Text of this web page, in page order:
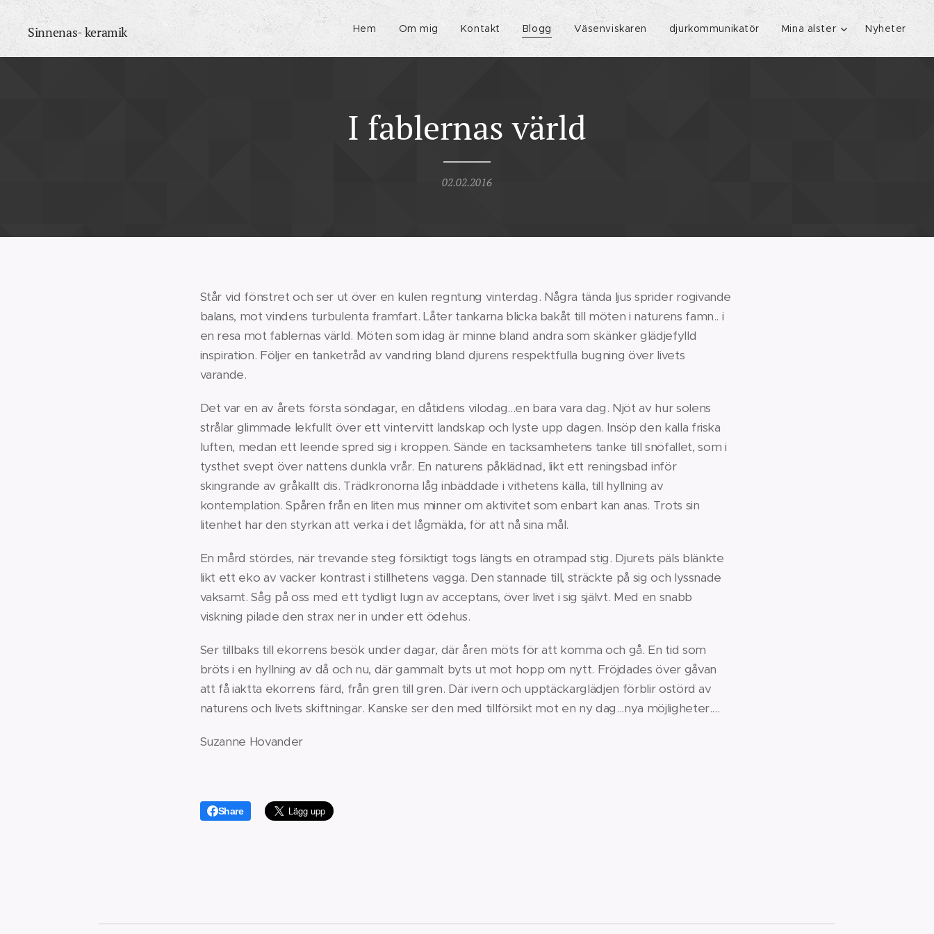
Sinnenas- keramik Hem Om mig Kontakt Blogg Väsenviskaren djurkommunikatör Mina alster Nyheter
I fablernas värld
02.02.2016
Står vid fönstret och ser ut över en kulen regntung vinterdag. Några tända ljus sprider rogivande
balans, mot vindens turbulenta framfart. Låter tankarna blicka bakåt till möten i naturens famn.. i
en resa mot fablernas värld. Möten som idag är minne bland andra som skänker glädjefylld
inspiration. Följer en tanketråd av vandring bland djurens respektfulla bugning över livets
varande.
Det var en av årets första söndagar, en dåtidens vilodag...en bara vara dag. Njöt av hur solens
strålar glimmade lekfullt över ett vintervitt landskap och lyste upp dagen. Insöp den kalla friska
luften, medan ett leende spred sig i kroppen. Sände en tacksamhetens tanke till snöfallet, som i
tysthet svept över nattens dunkla vrår. En naturens påklädnad, likt ett reningsbad inför
skingrande av gråkallt dis. Trädkronorna låg inbäddade i vithetens källa, till hyllning av
kontemplation. Spåren från en liten mus minner om aktivitet som enbart kan anas. Trots sin
litenhet har den styrkan att verka i det lågmälda, för att nå sina mål.
En mård stördes, när trevande steg försiktigt togs längts en otrampad stig. Djurets päls blänkte
likt ett eko av vacker kontrast i stillhetens vagga. Den stannade till, sträckte på sig och lyssnade
vaksamt. Såg på oss med ett tydligt lugn av acceptans, över livet i sig självt. Med en snabb
viskning pilade den strax ner in under ett ödehus.
Ser tillbaks till ekorrens besök under dagar, där åren möts för att komma och gå. En tid som
bröts i en hyllning av då och nu, där gammalt byts ut mot hopp om nytt. Fröjdades över gåvan
att få iaktta ekorrens färd, från gren till gren. Där ivern och upptäckarglädjen förblir ostörd av
naturens och livets skiftningar. Kanske ser den med tillförsikt mot en ny dag...nya möjligheter....
Suzanne Hovander
Share